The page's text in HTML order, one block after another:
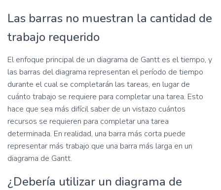
Las barras no muestran la cantidad de
trabajo requerido
El enfoque principal de un diagrama de Gantt es el tiempo, y
las barras del diagrama representan el período de tiempo
durante el cual se completarán las tareas, en lugar de
cuánto trabajo se requiere para completar una tarea. Esto
hace que sea más difícil saber de un vistazo cuántos
recursos se requieren para completar una tarea
determinada. En realidad, una barra más corta puede
representar más trabajo que una barra más larga en un
diagrama de Gantt.
¿Debería utilizar un diagrama de